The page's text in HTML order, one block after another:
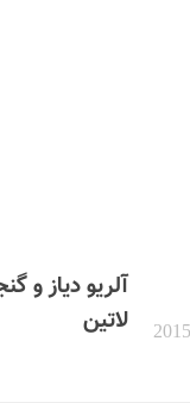
آلریو دیاز و
لاتین